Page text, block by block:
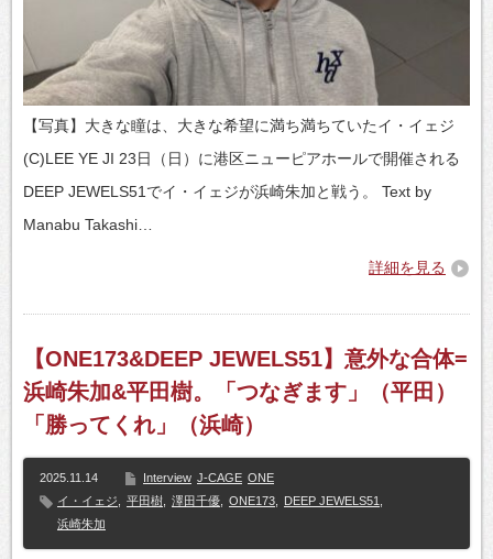
【写真】大きな瞳は、大きな希望に満ち満ちていたイ・イェジ
(C)LEE YE JI 23日（日）に港区ニューピアホールで開催される
DEEP JEWELS51でイ・イェジが浜崎朱加と戦う。 Text by
Manabu Takashi…
詳細を見る
【ONE173&DEEP JEWELS51】意外な合体=
浜崎朱加&平田樹。「つなぎます」（平田）
「勝ってくれ」（浜崎）
2025.11.14 Interview J-CAGE ONE
イ・イェジ
平田樹 澤田千優 ONE173 DEEP JEWELS51
浜崎朱加